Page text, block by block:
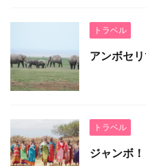
トラベル
アンボセ
トラベル
ジャンボ